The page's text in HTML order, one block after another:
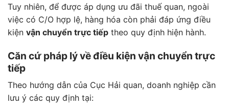
Tuy nhiên, để được áp dụng ưu đãi thuế quan, ngoài
việc có C/O hợp lệ, hàng hóa còn phải đáp ứng điều
kiện vận chuyển trực tiếp theo quy định hiện hành.
Căn cứ pháp lý về điều kiện vận chuyển trực
tiếp
Theo hướng dẫn của Cục Hải quan, doanh nghiệp cần
lưu ý các quy định tại: